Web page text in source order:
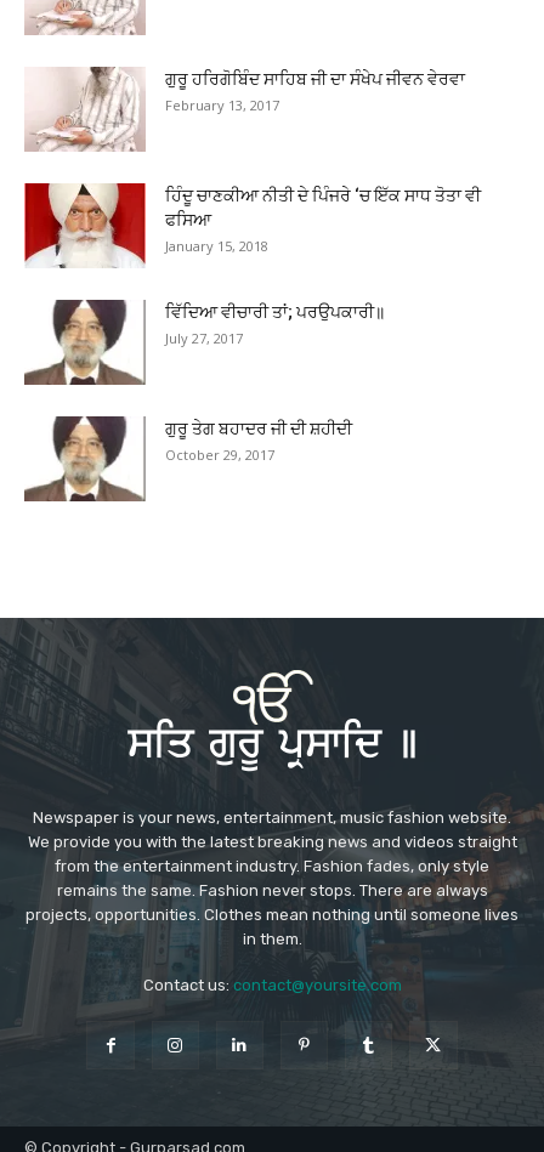
ਗੁਰੂ ਹਰਿਗੋਬਿੰਦ ਸਾਹਿਬ ਜੀ ਦਾ ਸੰਖੇਪ ਜੀਵਨ ਵੇਰਵਾ
February 13, 2017
ਹਿੰਦੂ ਚਾਣਕੀਆ ਨੀਤੀ ਦੇ ਪਿੰਜਰੇ ‘ਚ ਇੱਕ ਸਾਧ ਤੋਤਾ ਵੀ
ਫਸਿਆ
January 15, 2018
ਵਿੱਦਿਆ ਵੀਚਾਰੀ ਤਾਂ; ਪਰਉਪਕਾਰੀ॥
July 27, 2017
ਗੁਰੂ ਤੇਗ ਬਹਾਦਰ ਜੀ ਦੀ ਸ਼ਹੀਦੀ
October 29, 2017
Newspaper is your news, entertainment, music fashion website.
We provide you with the latest breaking news and videos straight
from the entertainment industry. Fashion fades, only style
remains the same. Fashion never stops. There are always
projects, opportunities. Clothes mean nothing until someone lives
in them.
Contact us: contact@yoursite.com
© Copyright - Gurparsad.com